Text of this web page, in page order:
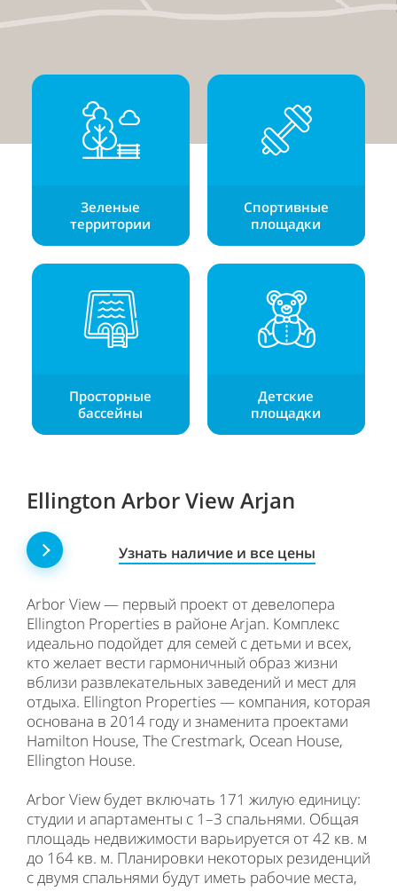
Зеленые
территории
Спортивные
площадки
Просторные
бассейны
Детские
площадки
Ellington Arbor View Arjan
Узнать наличие и все цены
Arbor View — первый проект от девелопера
Ellington Properties в районе Arjan. Комплекс
идеально подойдет для семей с детьми и всех,
кто желает вести гармоничный образ жизни
вблизи развлекательных заведений и мест для
отдыха. Ellington Properties — компания, которая
основана в 2014 году и знаменита проектами
Hamilton House, The Crestmark, Ocean House,
Ellington House.
Arbor View будет включать 171 жилую единицу:
студии и апартаменты с 1–3 спальнями. Общая
площадь недвижимости варьируется от 42 кв. м
до 164 кв. м. Планировки некоторых резиденций
с двумя спальнями будут иметь рабочие места,